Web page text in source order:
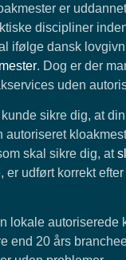
er
discipliner
ifølge dansk
. Dog er der
uden
sikre dig, at
autoriseret
skal sikre dig, at
er udført korrekt
lokale autoriserede
end 20 års